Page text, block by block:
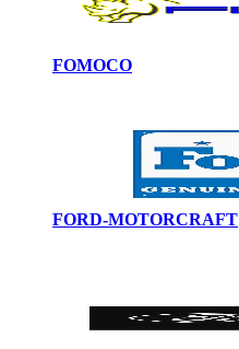
FOMOCO
FORD-MOTORCRAFT